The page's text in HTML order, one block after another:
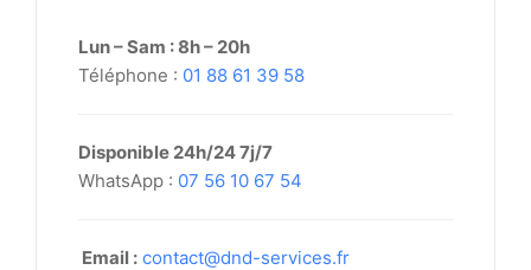
Lun – Sam : 8h – 20h
Téléphone : 01 88 61 39 58
Disponible 24h/24 7j/7
WhatsApp : 07 56 10 67 54
Email : contact@dnd-services.fr